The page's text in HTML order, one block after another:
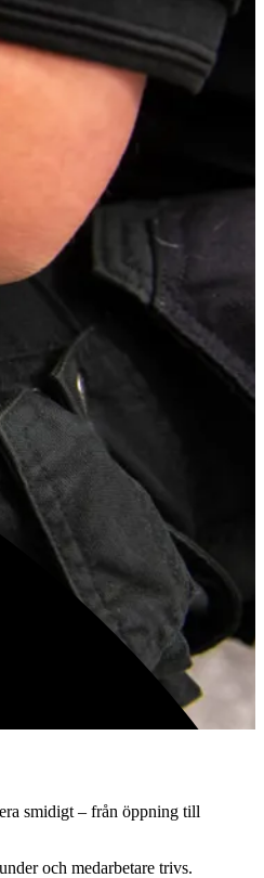
smidigt – från öppning till
och medarbetare trivs.